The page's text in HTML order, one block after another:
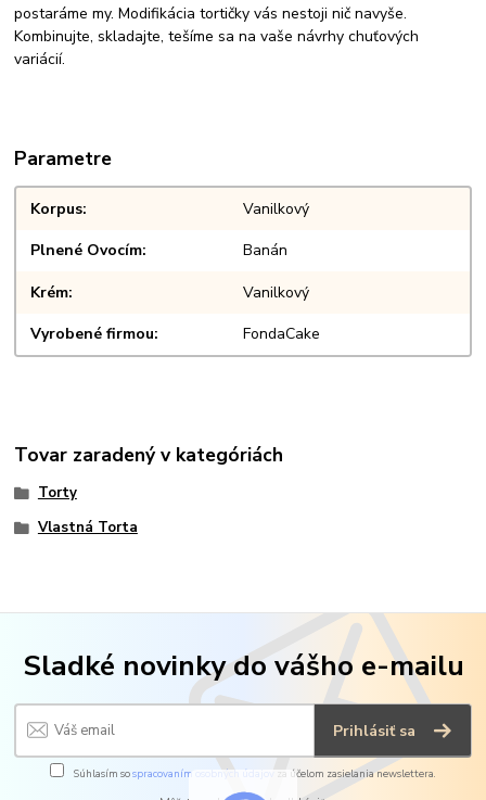
postaráme my. Modifikácia tortičky vás nestoji nič navyše.
Kombinujte, skladajte, tešíme sa na vaše návrhy chuťových
variácií.
Parametre
Korpus Vanilkový
Plnené Ovocím Banán
Krém Vanilkový
Vyrobené firmou FondaCake
Tovar zaradený v kategóriách
Torty
Vlastná Torta
Sladké novinky do vášho e-mailu
Prihlásiť sa
Súhlasím sospracovaním osobných údajov za účelom zasielania newslettera.